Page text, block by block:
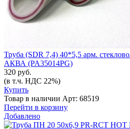
Труба (SDR 7,4) 40*5,5 арм.
АКВА (PA35014РG)
320 руб.
(в т.ч. НДС 22%)
Купить
Товар в наличии Арт: 68519
Перейти в корзину
Добавлено